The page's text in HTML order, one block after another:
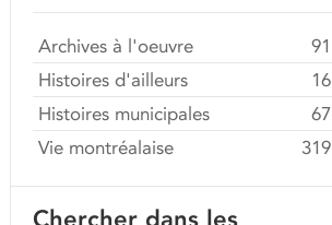
Archives à l'oeuvre
91
Histoires d'ailleurs
16
Histoires municipales
67
Vie montréalaise
319
Chercher dans les